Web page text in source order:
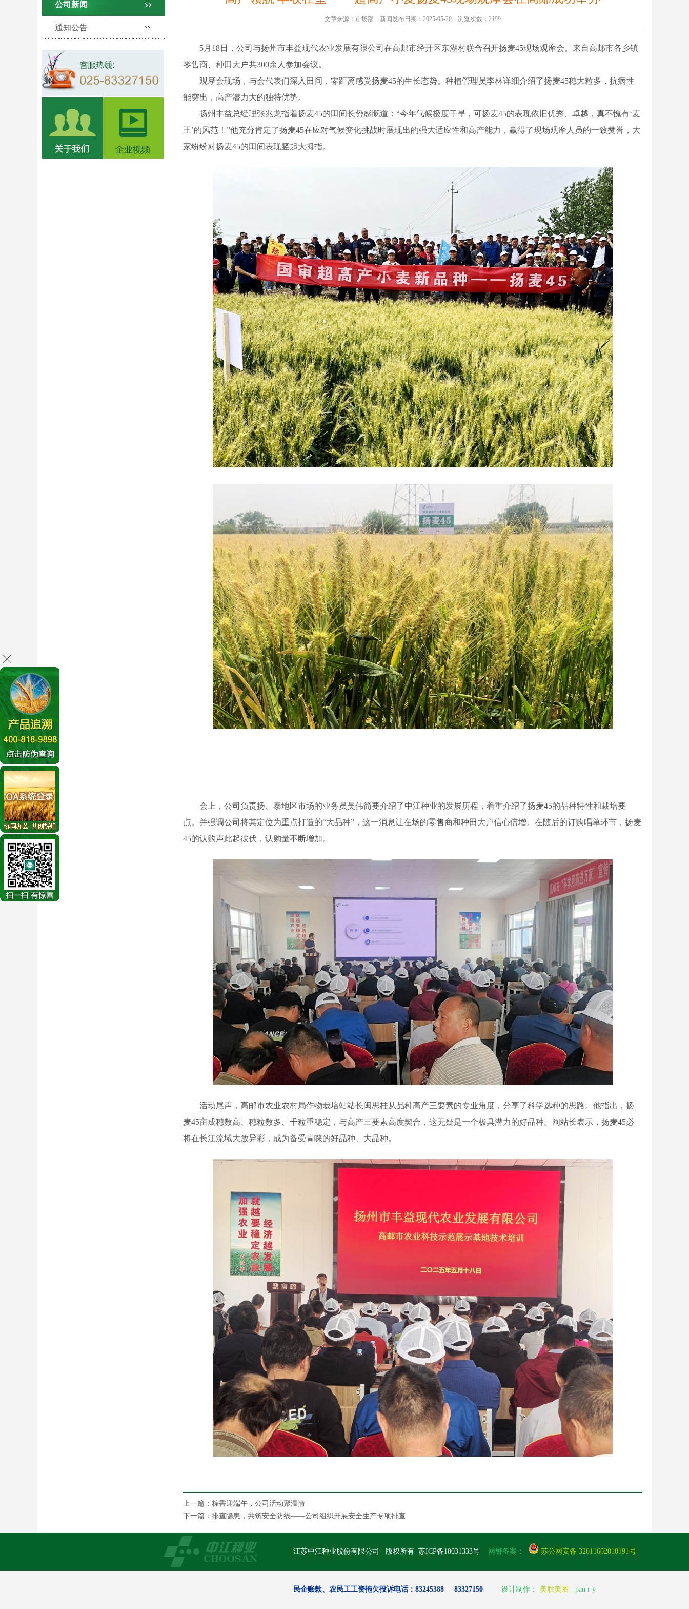
公司新闻
通知公告
文章来源：市场部 新闻发布日期：2025-05-20 浏览次数：2199
5月18日，公司与扬州市丰益现代农业发展有限公司在高邮市经开区东湖村联合召开扬麦45现场观摩会。来自高邮市各乡镇
零售商、种田大户共300余人参加会议。
观摩会现场，与会代表们深入田间，零距离感受扬麦45的生长态势。种植管理员李林详细介绍了扬麦45穗大粒多，抗病性
能突出，高产潜力大的独特优势。
扬州丰益总经理张兆龙指着扬麦45的田间长势感慨道： “今年气候极度干旱，可扬麦45的表现依旧优秀、 卓越，真不愧有‘麦
王’的风范 ！ ”他充分肯定了扬麦45在应对气候变化挑战时展现出的强大适应性和高产能力，赢得了现场观摩人员的一致赞誉，大
家纷纷对扬麦45的田间表现竖起大拇指。
会上，公司负责扬、泰地区市场的业务员吴伟简要介绍了中江种业的发展历程，着重介绍了扬麦45的品种特性和栽培要
点。并强调公司将其定位为重点打造的“大品种”，这一消息让在场的零售商和种田大户信心倍增。在随后的订购唱单环节，扬麦
45的认购声此起彼伏，认购量不断增加。
活动尾声，高邮市农业农村局作物栽培站站长闽思桂从品种高产三要素的专业角度，分享了科学选种的思路。他指出，扬
麦45亩成穗数高、穗粒数多、千粒重稳定，与高产三要素高度契合 ，这无疑是一个极具潜力的好品种。闽站长表示，扬麦45必
将在长江流域大放异彩，成为备受青睐的好品种、大品种。
上一篇： 粽香迎端午，公司活动聚温情
下一篇： 排查隐患，共筑安全防线——公司组织开展安全生产专项排查
江苏中江种业股份有限公司 版权所有 苏ICP备18031333号 网警备案： 苏公网安备 32011602010191号
民企账款、农民工工资拖欠投诉电话：83245388 83327150 设计制作： 美胜美图 pan r y